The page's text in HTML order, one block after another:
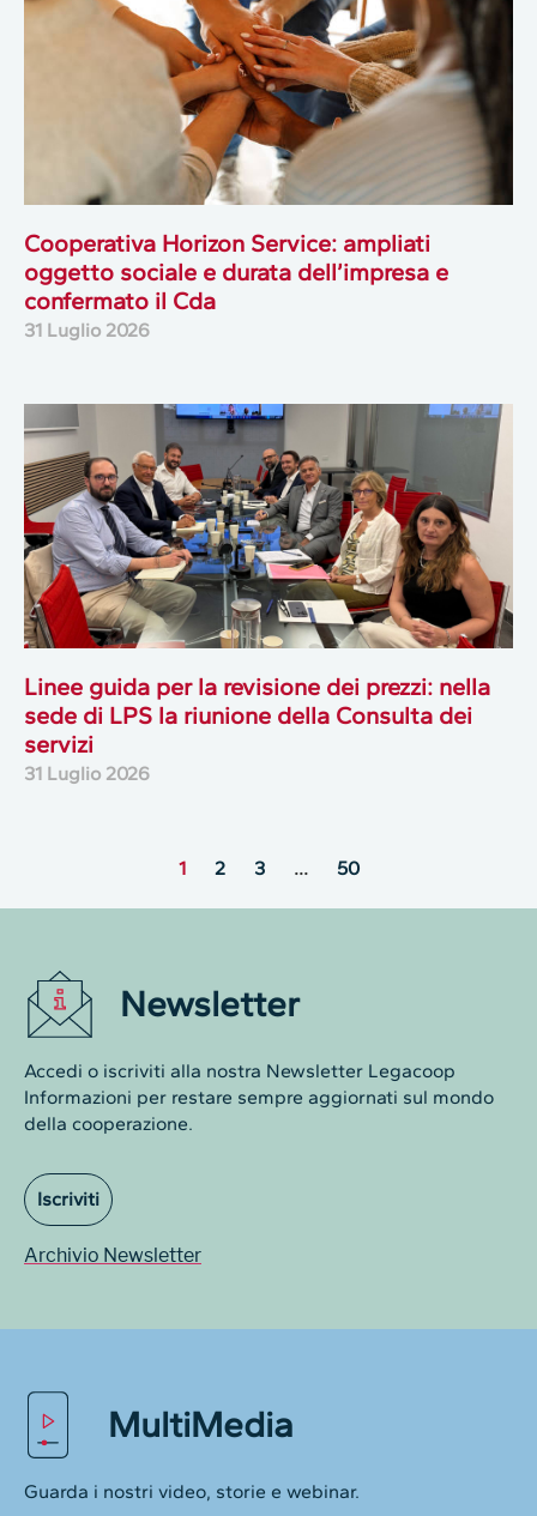
Cooperativa Horizon Service: ampliati
oggetto sociale e durata dell’impresa e
confermato il Cda
31 Luglio 2026
Linee guida per la revisione dei prezzi: nella
sede di LPS la riunione della Consulta dei
servizi
31 Luglio 2026
1 2 3 … 50
Newsletter
Accedi o iscriviti alla nostra Newsletter Legacoop
Informazioni per restare sempre aggiornati sul mondo
della cooperazione.
Iscriviti
Archivio Newsletter
MultiMedia
Guarda i nostri video, storie e webinar.